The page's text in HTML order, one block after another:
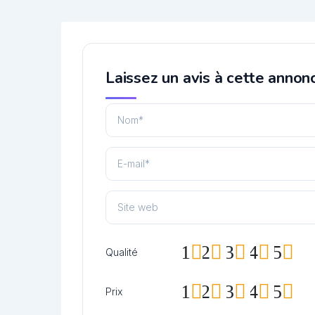
Laissez un avis à cette
Qualité 5
4
3
2
1
Prix 5
4
3
2
1